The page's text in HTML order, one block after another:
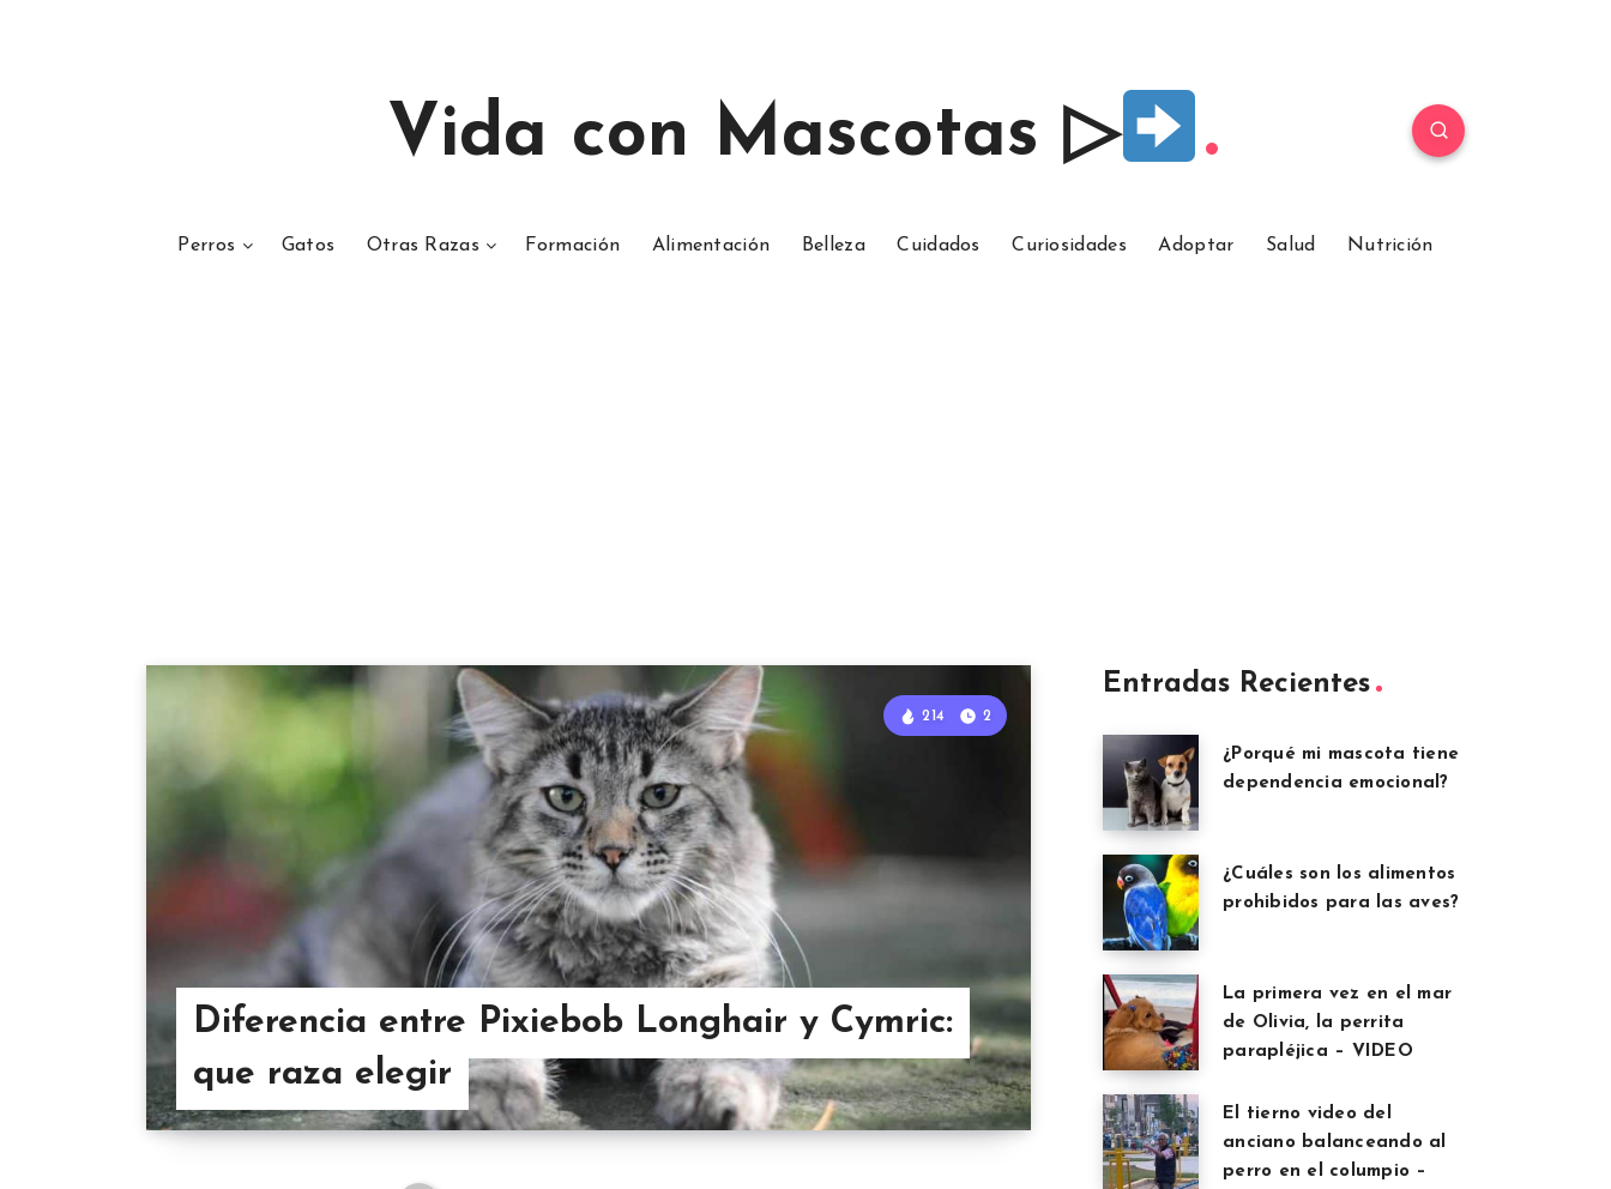
Vida con Mascotas ▷
Perros Gatos Otras Razas Formación Alimentación Belleza Cuidados Curiosidades Adoptar Salud Nutrición
Diferencia entre Pixiebob Longhair y Cymric:
que raza elegir
214 2
Entradas Recientes
¿Porqué mi mascota tiene
dependencia emocional?
¿Cuáles son los alimentos
prohibidos para las aves?
La primera vez en el mar
de Olivia, la perrita
parapléjica – VIDEO
El tierno video del
anciano balanceando al
perro en el columpio –